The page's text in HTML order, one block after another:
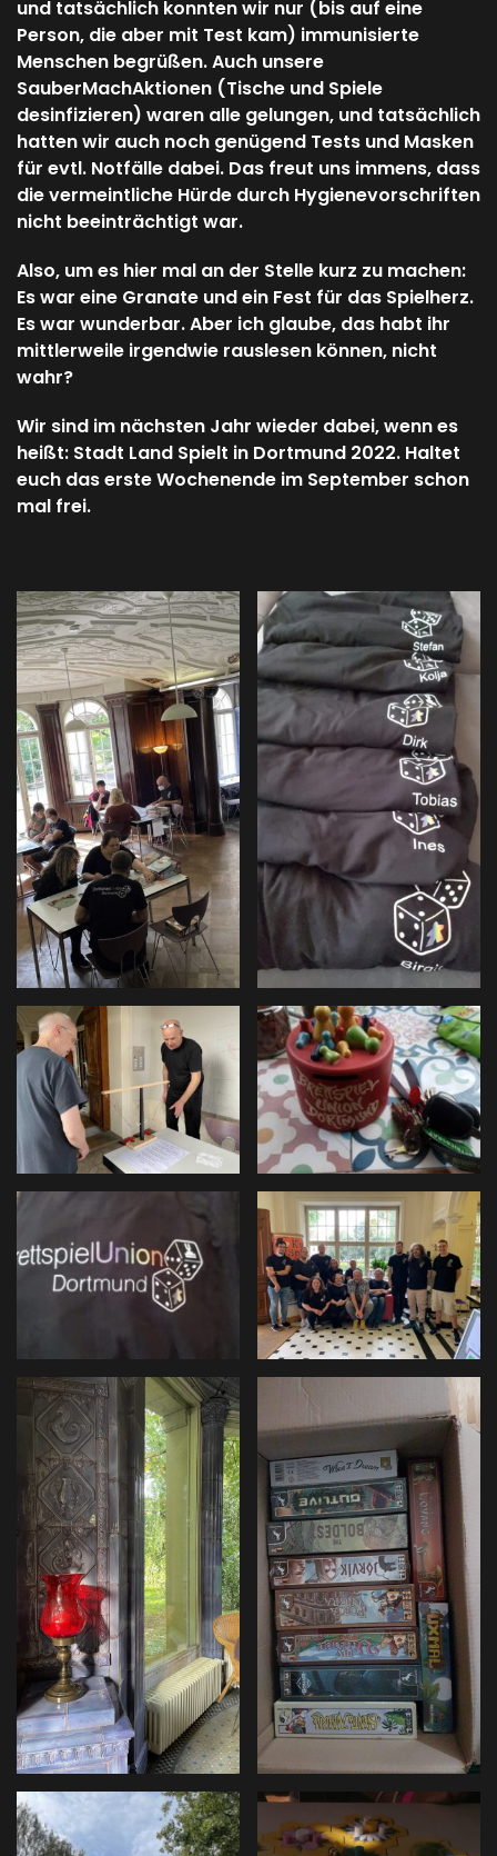
und tatsächlich konnten wir nur (bis auf eine
Person, die aber mit Test kam) immunisierte
Menschen begrüßen. Auch unsere
SauberMachAktionen (Tische und Spiele
desinfizieren) waren alle gelungen, und tatsächlich
hatten wir auch noch genügend Tests und Masken
für evtl. Notfälle dabei. Das freut uns immens, dass
die vermeintliche Hürde durch Hygienevorschriften
nicht beeinträchtigt war.
Also, um es hier mal an der Stelle kurz zu machen:
Es war eine Granate und ein Fest für das Spielherz.
Es war wunderbar. Aber ich glaube, das habt ihr
mittlerweile irgendwie rauslesen können, nicht
wahr?
Wir sind im nächsten Jahr wieder dabei, wenn es
heißt: Stadt Land Spielt in Dortmund 2022. Haltet
euch das erste Wochenende im September schon
mal frei.